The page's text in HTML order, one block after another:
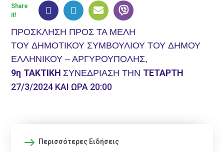
ΠΡΟΣΚΛΗΣΗ ΠΡΟΣ ΤΑ ΜΕΛΗ
ΤΟΥ ΔΗΜΟΤΙΚΟΥ ΣΥΜΒΟΥΛΙΟΥ ΤΟΥ ΔΗΜΟΥ
ΕΛΛΗΝΙΚΟΥ – ΑΡΓΥΡΟΥΠΟΛΗΣ,
9η ΤΑΚΤΙΚΗ ΣΥΝΕΔΡΙΑΣΗ ΤΗΝ ΤΕΤΑΡΤΗ
27/3/2024 ΚΑΙ ΩΡΑ 20:00
Share
it!
Περισσότερες Ειδήσεις